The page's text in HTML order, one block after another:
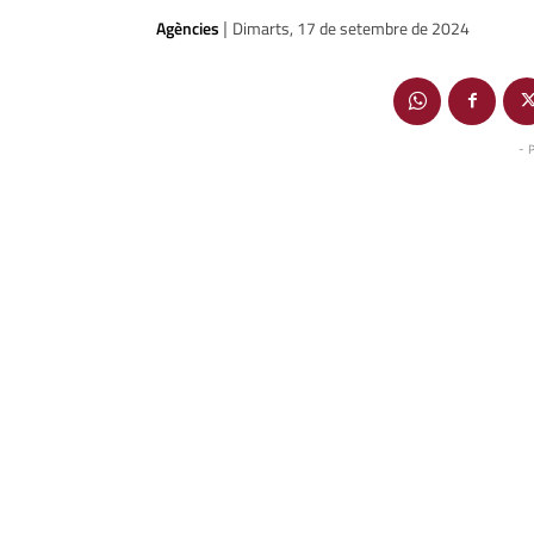
Agències | Dimarts, 17 de setembre de 2024
-